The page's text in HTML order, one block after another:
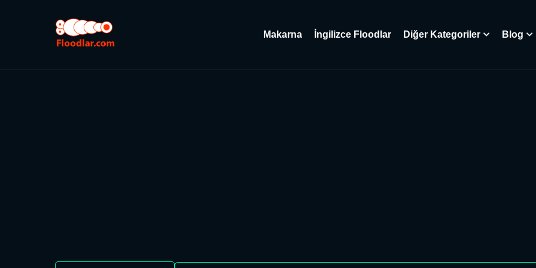
Makarna İngilizce Floodlar Diğer Kategoriler Blog